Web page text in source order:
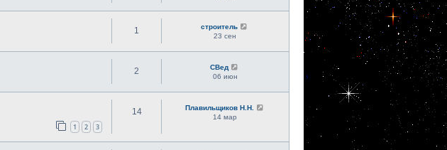
1
строитель
23 сен
2
СВед
06 июн
1 2 3
14
Плавильщиков Н.Н.
14 мар